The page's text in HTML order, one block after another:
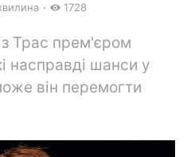
1728
Трас прем'єром
насправді шанси у
він перемогти